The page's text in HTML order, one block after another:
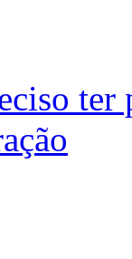
ter